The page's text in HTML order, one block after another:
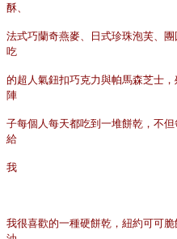
酥、
法式巧蘭奇燕麥、日式珍珠泡芙、
吃
的超人氣鈕扣巧克力與帕馬森芝士，
陣
子每個人每天都吃到一堆餅乾，不
給
我
我很喜歡的一種硬餅乾，紐約可可